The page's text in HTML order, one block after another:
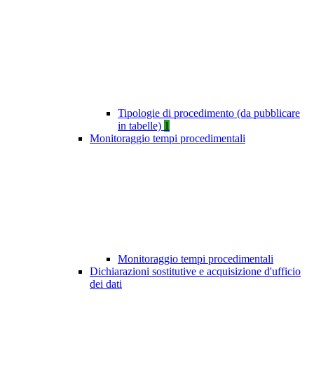
Tipologie di procedimento (da pubblicare
in tabelle) 1
Monitoraggio tempi procedimentali
Monitoraggio tempi procedimentali
Dichiarazioni sostitutive e acquisizione d'ufficio
dei dati